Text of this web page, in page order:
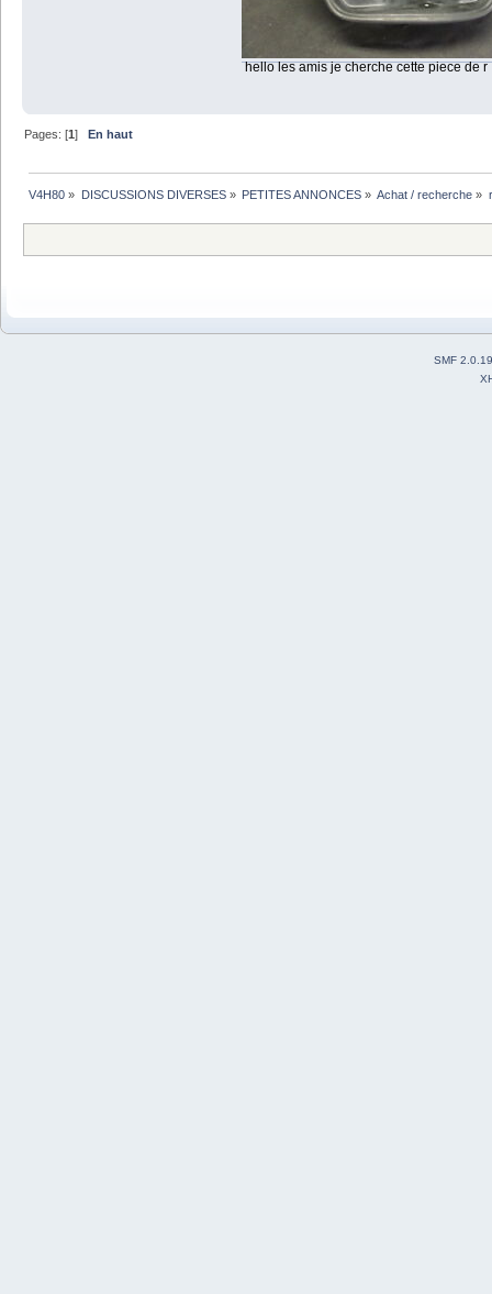
hello les amis je cherche cette piece de r
Pages: [1] En haut
V4H80 » DISCUSSIONS DIVERSES» PETITES ANNONCES» Achat / recherche »
SMF 2.0.19